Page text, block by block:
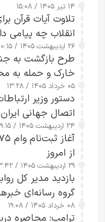
۱۴ تیر ۱۴۰۵ / ۱۵:۰۸
تلاوت آیات قرآن
انقلاب چه پیامی
۲۶ اردیبهشت ۱۴۰۵ / ۱۰:۱۵
طرح‌ بازگشت به
خارک و حمله به
۰۵ خرداد ۱۴۰۵ / ۱۳:۲۸
دستور وزیر
اتصال جهانی
کامل مردم تا ۲۴ ساعت آینده
۲۴ اردیبهشت ۱۴۰۵ / ۰۹:۱۵
از امروز
۲۹ اردیبهشت ۱۴۰۵ / ۱۳:۴۲
بازدید مدیر کل
گروه رسانه‌ای
رسانه‌های هوشمند
۰۸ خرداد ۱۴۰۵ / ۱۹:۰۸
ترامپ: محاصره